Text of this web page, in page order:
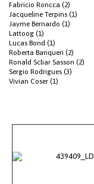
Fabricio Roncca (2)
Jacqueline Terpins (1)
Jayme Bernardo (1)
Lattoog (1)
Lucas Bond (1)
Roberta Banqueri (2)
Ronald Scliar Sasson (2)
Sergio Rodrigues (3)
Vivian Coser (1)